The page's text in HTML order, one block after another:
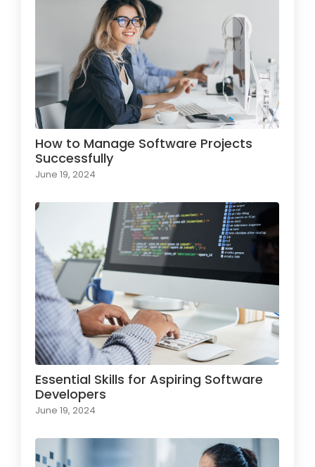
How to Manage Software Projects
Successfully
June 19, 2024
Essential Skills for Aspiring Software
Developers
June 19, 2024